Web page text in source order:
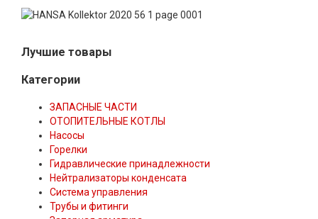
Лучшие товары
Категории
ЗАПАСНЫЕ ЧАСТИ
ОТОПИТЕЛЬНЫЕ КОТЛЫ
Насосы
Горелки
Гидравлические принадлежности
Нейтрализаторы конденсата
Система управления
Трубы и фитинги